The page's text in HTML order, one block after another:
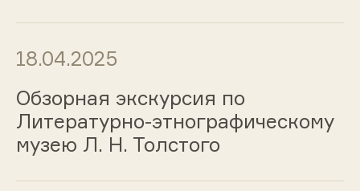
18.04.2025
Обзорная экскурсия по
Литературно-этнографическому
музею Л. Н. Толстого